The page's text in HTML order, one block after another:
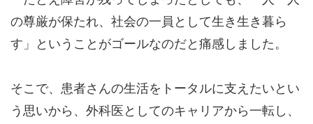
の尊厳が保たれ、社会の一員として生き生き暮ら
す」ということがゴールなのだと痛感しました。
そこで、患者さんの生活をトータルに支えたいとい
う思いから、外科医としてのキャリアから一転し、